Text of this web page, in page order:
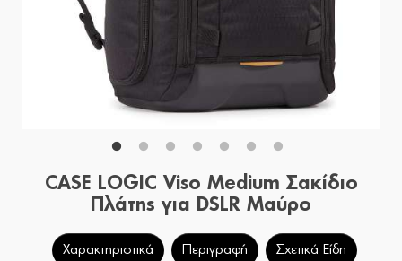
CASE LOGIC Viso Medium Σακίδιο
Πλάτης για DSLR Μαύρο
Χαρακτηριστικά Περιγραφή Σχετικά Είδη